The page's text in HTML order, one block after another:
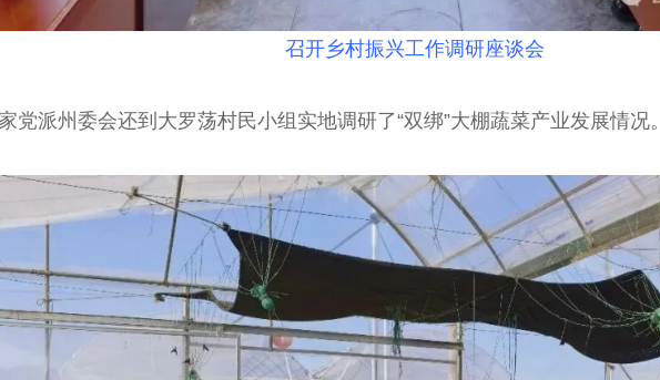
召开乡村振兴工作调研座谈会
州委会还到大罗荡村民小组实地调研了“双绑”大棚蔬菜产业发展情况。